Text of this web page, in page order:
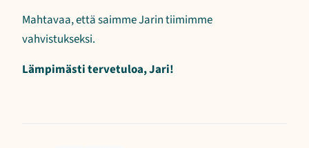
Mahtavaa, että saimme Jarin tiimimme
vahvistukseksi.
Lämpimästi tervetuloa, Jari!